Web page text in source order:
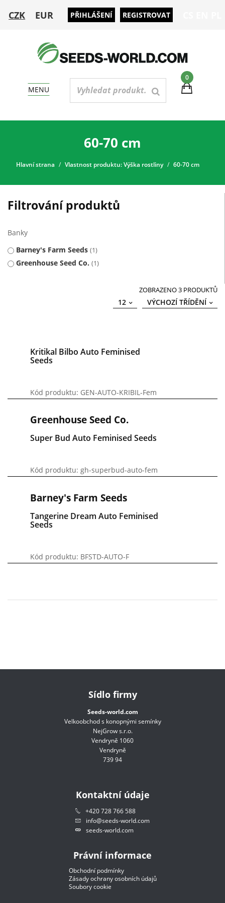
CZK EUR PŘIHLÁŠENÍ REGISTROVAT
0
MENU
60-70 cm
Hlavní strana Vlastnost produktu: Výška rostliny 60-70 cm
Filtrování produktů
Banky
Barney's Farm Seeds 1
Greenhouse Seed Co. 1
ZOBRAZENO 3 PRODUKTŮ
VÝCHOZÍ TŘÍDĚNÍ
12
Kritikal Bilbo Auto Feminised
Seeds
Kód produktu: GEN-AUTO-KRIBIL-Fem
Greenhouse Seed Co.
Super Bud Auto Feminised Seeds
Kód produktu: gh-superbud-auto-fem
Barney's Farm Seeds
Tangerine Dream Auto Feminised
Seeds
Kód produktu: BFSTD-AUTO-F
Sídlo firmy
Seeds-world.com
Velkoobchod s konopnými semínky
NejGrow s.r.o.
Vendryně 1060
Vendryně
739 94
Kontaktní údaje
+420 728 766 588
info@seeds-world.com
seeds-world.com
Právní informace
Obchodní podmínky
Zásady ochrany osobních údajů
Soubory cookie